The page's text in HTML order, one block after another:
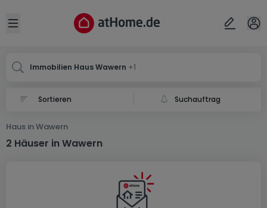
Open sidebar
Immobilien Haus Wawern +1
Suchauftrag
Haus in Wawern
2 Häuser in Wawern
Ort
Abbrechen ok